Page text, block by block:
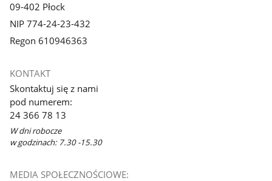
09-402 Płock
NIP 774-24-23-432
Regon 610946363
KONTAKT
Skontaktuj się z nami
pod numerem:
24 366 78 13
W dni robocze
w godzinach: 7.30 -15.30
MEDIA SPOŁECZNOŚCIOWE: